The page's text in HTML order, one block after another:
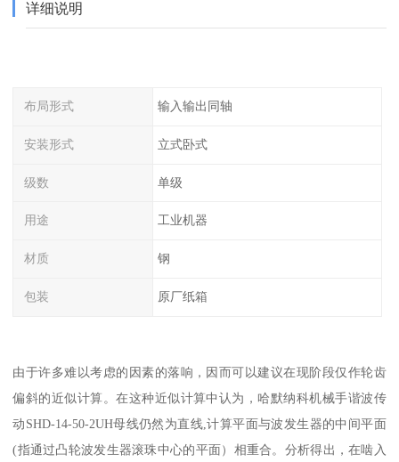
详细说明
布局形式 输入输出同轴
安装形式 立式卧式
级数 单级
用途 工业机器
材质 钢
包装 原厂纸箱
由于许多难以考虑的因素的落响，因而可以建议在现阶段仅作轮齿
偏斜的近似计算。在这种近似计算中认为，哈默纳科机械手谐波传
动SHD-14-50-2UH母线仍然为直线,计算平面与波发生器的中间平面
(指通过凸轮波发生器滚珠中心的平面）相重合。分析得出，在啮入